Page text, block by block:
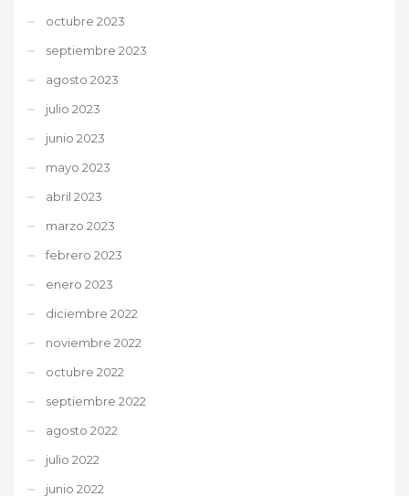
octubre 2023
septiembre 2023
agosto 2023
julio 2023
junio 2023
mayo 2023
abril 2023
marzo 2023
febrero 2023
enero 2023
diciembre 2022
noviembre 2022
octubre 2022
septiembre 2022
agosto 2022
julio 2022
junio 2022